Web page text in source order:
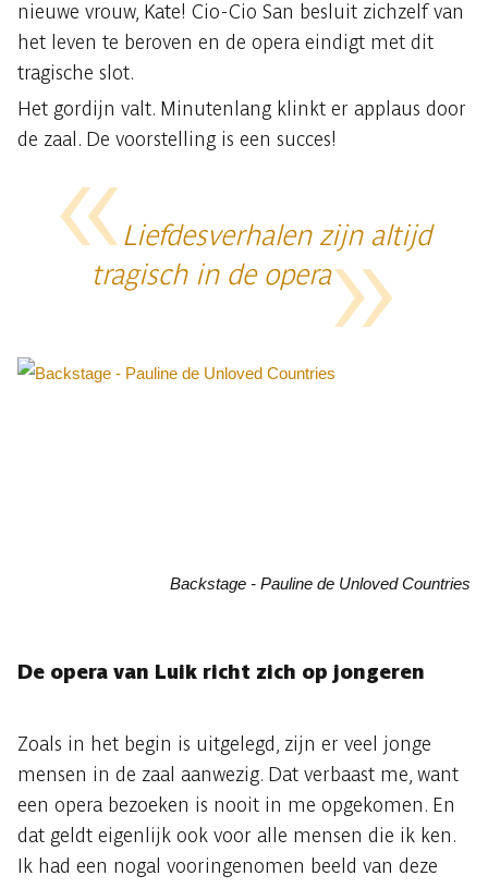
nieuwe vrouw, Kate! Cio-Cio San besluit zichzelf van
het leven te beroven en de opera eindigt met dit
tragische slot.
Het gordijn valt. Minutenlang klinkt er applaus door
de zaal. De voorstelling is een succes!
Liefdesverhalen zijn altijd
tragisch in de opera
Backstage - Pauline de Unloved Countries
De opera van Luik richt zich op jongeren
Zoals in het begin is uitgelegd, zijn er veel jonge
mensen in de zaal aanwezig. Dat verbaast me, want
een opera bezoeken is nooit in me opgekomen. En
dat geldt eigenlijk ook voor alle mensen die ik ken.
Ik had een nogal vooringenomen beeld van deze